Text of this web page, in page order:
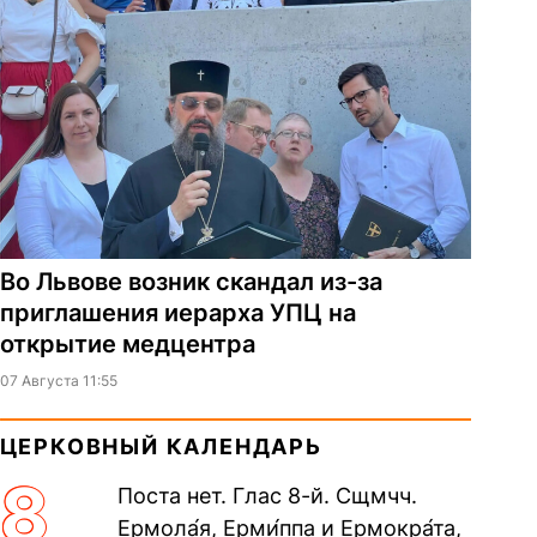
Во Львове возник скандал из-за
приглашения иерарха УПЦ на
открытие медцентра
07 Августа 11:55
ЦЕРКОВНЫЙ КАЛЕНДАРЬ
8
Поста нет. Глас 8-й. Сщмчч.
Ермола́я, Ерми́ппа и Ермокра́та,